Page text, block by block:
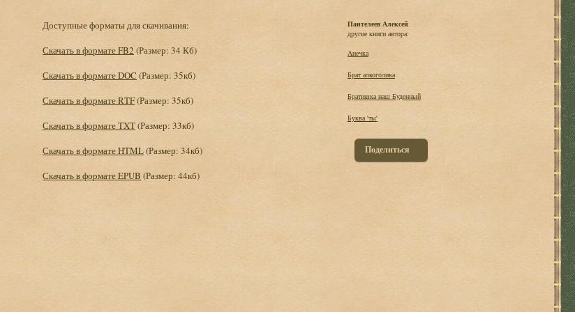
Доступные форматы для скачивания:
Скачать в формате FB2 (Размер: 34 Кб)
Скачать в формате DOC (Размер: 35кб)
Скачать в формате RTF(Размер: 35кб)
Скачать в формате TXT(Размер: 33кб)
Скачать в формате HTML(Размер: 34кб)
Скачать в формате EPUB (Размер: 44кб)
Пантелеев Алексей
другие книги автора:
Анечка
Брат алкоголика
Братишка наш Буденный
Буква 'ты'
Поделиться